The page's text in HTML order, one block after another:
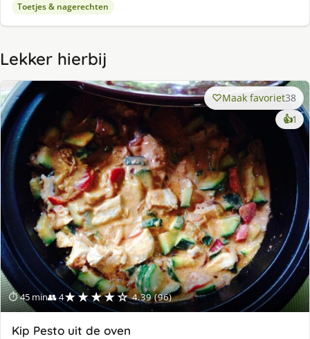
Toetjes & nagerechten
Lekker hierbij
⏱ 45 min👥 4★★★★☆ 4.39 (96)
Maak favoriet38
👍1
Kip Pesto uit de oven